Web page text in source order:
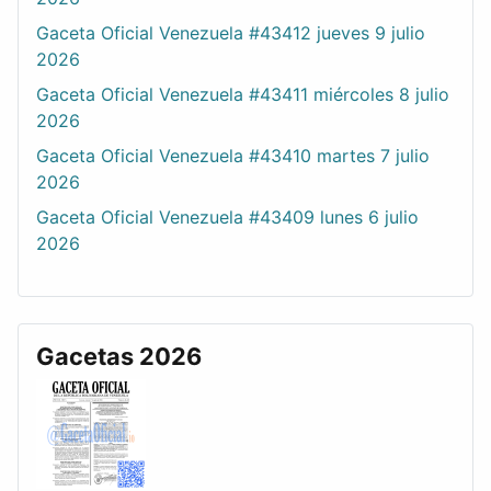
Gaceta Oficial Venezuela #43412 jueves 9 julio
2026
Gaceta Oficial Venezuela #43411 miércoles 8 julio
2026
Gaceta Oficial Venezuela #43410 martes 7 julio
2026
Gaceta Oficial Venezuela #43409 lunes 6 julio
2026
Gacetas 2026